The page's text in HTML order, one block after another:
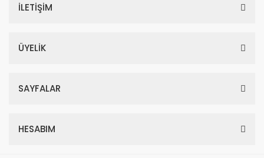
İLETİŞİM
ÜYELİK
SAYFALAR
HESABIM